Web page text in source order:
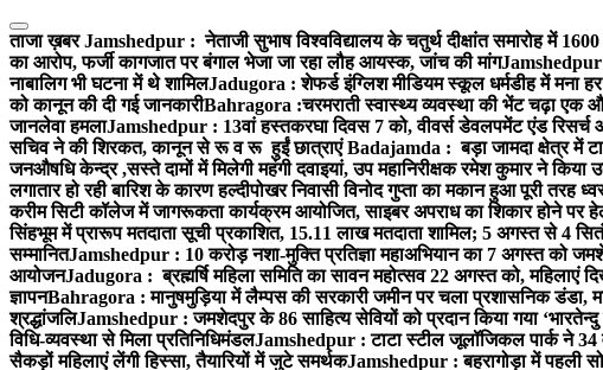
Skip
to
content
ताजा ख़बरJamshedpur : नेताजी सुभाष विश्वविद्यालय के चतुर्थ दीक्षांत समारोह में 1600
का आरोप, फर्जी कागजात पर बंगाल भेजा जा रहा लौह आयस्क, जांच की मांगJamshedpur
नाबालिग भी घटना में थे शामिलJadugora : शेफर्ड इंग्लिश मीडियम स्कूल धर्मडीह में मना
को कानून की दी गई जानकारीBahragora :चरमराती स्वास्थ्य व्यवस्था की भेंट चढ़ा एक
जानलेवा हमलाJamshedpur : 13वां हस्तकरघा दिवस 7 को, वीवर्स डेवलपमेंट एंड
सचिव ने की शिरकत, कानून से रू व रू हुईं छात्राएंBadajamda : बड़ा जामदा क्षेत्र में
जनऔषधि केन्द्र ,सस्ते दामों में मिलेगी महंगी दवाइयां, उप महानिरीक्षक रमेश कुमार ने किया
लगातार हो रही बारिश के कारण हल्दीपोखर निवासी विनोद गुप्ता का मकान हुआ पूरी तरह
करीम सिटी कॉलेज में जागरूकता कार्यक्रम आयोजित, साइबर अपराध का शिकार होने पर
सिंहभूम में प्रारूप मतदाता सूची प्रकाशित, 15.11 लाख मतदाता शामिल; 5 अगस्त से 4
सम्मानितJamshedpur : 10 करोड़ नशा-मुक्ति प्रतिज्ञा महाअभियान का 7 अगस्त को
आयोजनJadugora : ब्रह्मर्षि महिला समिति का सावन महोत्सव 22 अगस्त को, महिलाएं
ज्ञापनBahragora : मानुषमुड़िया में लैम्पस की सरकारी जमीन पर चला प्रशासनिक डंडा,
श्रद्धांजलिJamshedpur : जमशेदपुर के 86 साहित्य सेवियों को प्रदान किया गया ‘भारतेन्दु
विधि-व्यवस्था से मिला प्रतिनिधिमंडलJamshedpur : टाटा स्टील जूलॉजिकल पार्क ने 34
सैकड़ों महिलाएं लेंगी हिस्सा, तैयारियों में जुटे समर्थकJamshedpur : बहरागोड़ा में पहली